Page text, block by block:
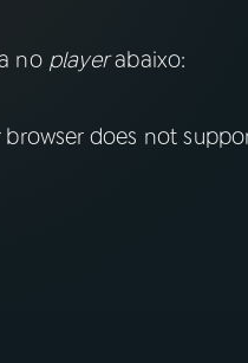
Facebook
no playerabaixo:
browser does not